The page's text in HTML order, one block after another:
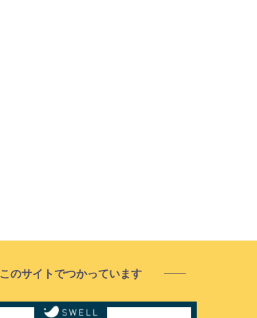
このサイトでつかっています